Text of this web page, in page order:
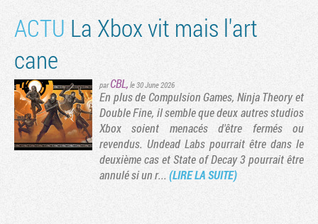
ACTU La Xbox vit mais l'art
cane
parCBL, le 30 June 2026
En plus de Compulsion Games, Ninja Theory et
Double Fine, il semble que deux autres studios
Xbox soient menacés d'être fermés ou
revendus. Undead Labs pourrait être dans le
deuxième cas et State of Decay 3 pourrait être
annulé si un r...(LIRE LA SUITE)